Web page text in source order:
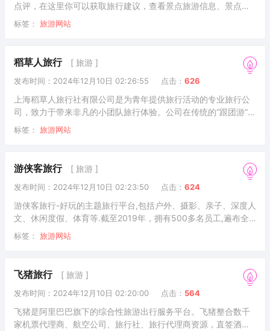
点评，在这里你可以获取旅行建议，查看景点旅游信息、景点点
评、酒店预订价格、餐厅信息和美食评论。猫途鹰是您获取出
国、出境旅游信息和价值的重要渠道，上猫途鹰制定你的旅游计
全球领先的旅游平台，每月帮助近4.6亿旅行者获得每次旅行中的
更多精彩体验。来自全球的旅行者可通过猫途鹰(Tripadvisor)网
站和App浏览超过860万个住宿、餐厅、景点玩乐、航空公
标签： 旅游网站
稻草人旅行 [ 旅游 ]
发布时间：2024年12月10日 02:26:55 点击： 626
上海稻草人旅行社有限公司是为青年提供旅行活动的专业旅行公
司，致力于带来非凡的小团队旅行体验。公司在传统的“跟团游”和
“自助游”之外，开拓出一个全新的专属于年轻人的旅行方式，在消
除购物回扣和旅行安全隐忧的基础上，融入当地生活，带领年轻
纯粹快乐。
标签： 旅游网站
游侠客旅行 [ 旅游 ]
发布时间：2024年12月10日 02:23:50 点击： 624
游侠客旅行-好玩的主题旅行平台,包括户外、摄影、亲子、深度人
文、休闲度假、体育等.截至2019年，拥有500多名员工,遍布全
球的领队超过3000人,注册用户突破1000万.游侠客旗下包含游侠
客旅行、游侠客摄影、游侠客体育、游侠客教育及游侠客旅游开
侠客由旅行达人郑天明和林末末创立于2009年，总部位于中国杭
州，全球设分站20+，员工400+，领队8000+，平台注册用户
1500万+，年度GMV10亿+。是国内首家以“旅游+社交”的模
标签： 旅游网站
飞猪旅行 [ 旅游 ]
发布时间：2024年12月10日 02:20:00 点击： 564
飞猪是阿里巴巴旗下的综合性旅游出行服务平台。飞猪整合数千
家机票代理商、航空公司、旅行社、旅行代理商资源，直签酒